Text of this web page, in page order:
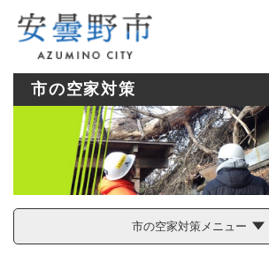
メニューを飛ばして本文へ
市の空家対策
市の空家対策メニュー